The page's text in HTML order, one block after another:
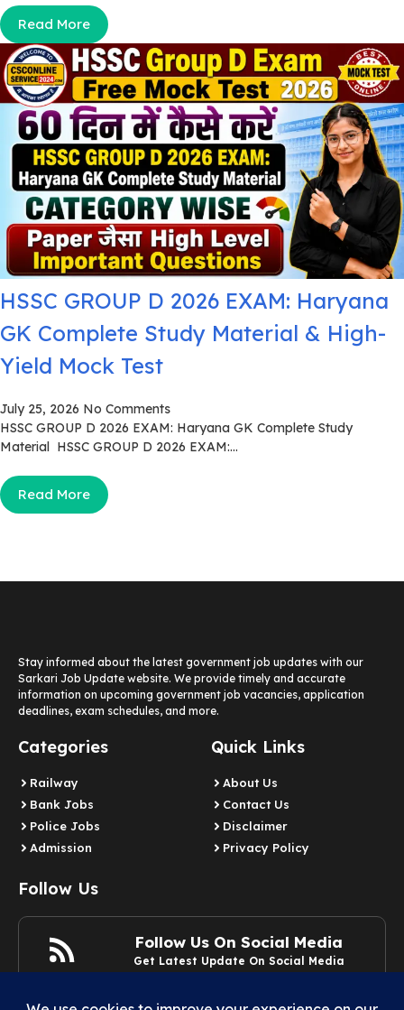
Read More
HSSC GROUP D 2026 EXAM: Haryana
GK Complete Study Material & High-
Yield Mock Test
July 25, 2026 No Comments
HSSC GROUP D 2026 EXAM: Haryana GK Complete Study
Material HSSC GROUP D 2026 EXAM:...
Read More
Stay informed about the latest government job updates with our
Sarkari Job Update website. We provide timely and accurate
information on upcoming government job vacancies, application
deadlines, exam schedules, and more.
Categories
Railway
Bank Jobs
Police Jobs
Admission
Quick Links
About Us
Contact Us
Disclaimer
Privacy Policy
Follow Us
Follow Us On Social Media
Get Latest Update On Social Media